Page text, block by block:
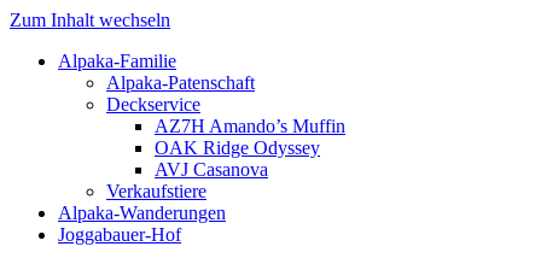
Zum Inhalt wechseln
Alpaka-Familie
Alpaka-Patenschaft
Deckservice
AZ7H Amando’s Muffin
OAK Ridge Odyssey
AVJ Casanova
Verkaufstiere
Alpaka-Wanderungen
Joggabauer-Hof